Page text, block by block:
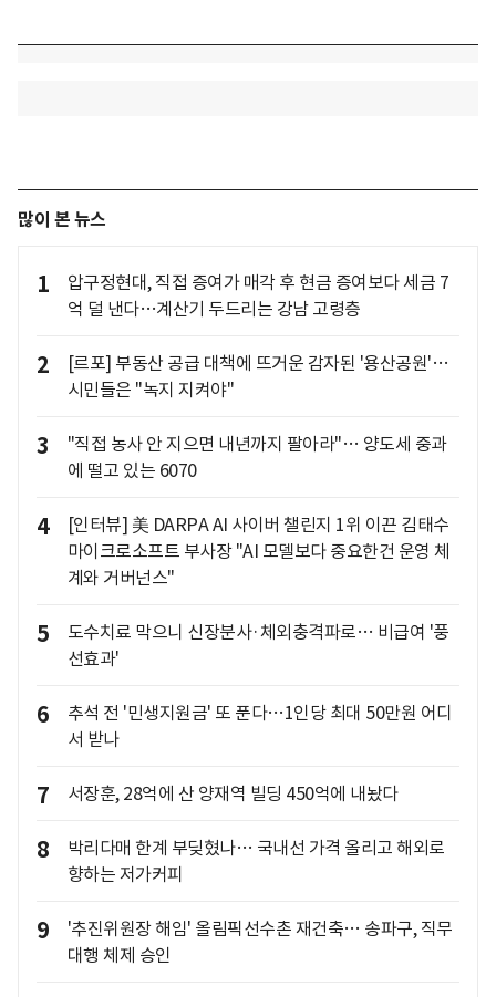
많이 본 뉴스
1
압구정현대, 직접 증여가 매각 후 현금 증여보다 세금 7
억 덜 낸다…계산기 두드리는 강남 고령층
2
[르포] 부동산 공급 대책에 뜨거운 감자된 '용산공원'…
시민들은 "녹지 지켜야"
3
"직접 농사 안 지으면 내년까지 팔아라"… 양도세 중과
에 떨고 있는 6070
4
[인터뷰] 美 DARPA AI 사이버 챌린지 1위 이끈 김태수
마이크로소프트 부사장 "AI 모델보다 중요한건 운영 체
계와 거버넌스"
5
도수치료 막으니 신장분사·체외충격파로… 비급여 '풍
선효과'
6
추석 전 '민생지원금' 또 푼다…1인당 최대 50만원 어디
서 받나
7 서장훈, 28억에 산 양재역 빌딩 450억에 내놨다
8
박리다매 한계 부딪혔나… 국내선 가격 올리고 해외로
향하는 저가커피
9
'추진위원장 해임' 올림픽선수촌 재건축… 송파구, 직무
대행 체제 승인